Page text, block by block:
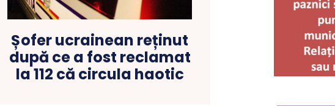
Șofer ucrainean reținut
după ce a fost reclamat
la 112 că circula haotic